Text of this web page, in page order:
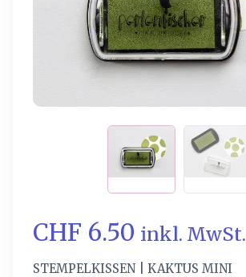
CHF 6.50 inkl. MwSt.
STEMPELKISSEN | KAKTUS MINI